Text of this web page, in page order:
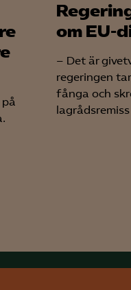
om EU-
– Det är
regeringen
fånga och